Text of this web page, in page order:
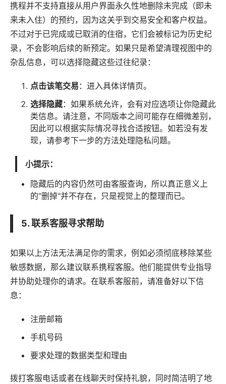
携程并不支持直接从用户界面永久性地删除未完成（即未
来未入住）的预约，因为这关乎到交易安全和客户权益。
不过对于已完成或已取消的住宿，它们会被标记为历史纪
录，不会影响后续的新预定。如果只是希望清理视图中的
杂乱信息，可以选择隐藏这些过往纪录：
点击该笔交易 ：进入具体详情页。
选择隐藏：如果系统允许，会有对应选项让你隐藏此
类信息。请注意，不同版本之间可能存在细微差别，
因此可以根据实际情况寻找合适按钮。如若没有发
现，请参考下一步的方法处理隐私问题。
小提示：
隐藏后的内容仍然可由客服查询，所以真正意义上
的"删掉"并不存在，只是视觉上的整理而已。
5. 联系客服寻求帮助
如果以上方法无法满足你的需求，例如必须彻底移除某些
敏感数据，那么建议联系携程客服。他们能提供专业指导
并协助处理你的请求。在联系客服前，请准备好以下信
息：
注册邮箱
手机号码
要求处理的数据类型和理由
拨打客服电话或者在线聊天时保持礼貌，同时简洁明了地